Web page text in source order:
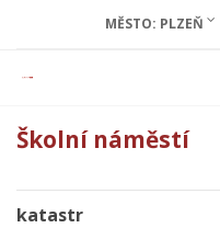
MĚSTO: PLZEŇ
Školní náměstí
katastr